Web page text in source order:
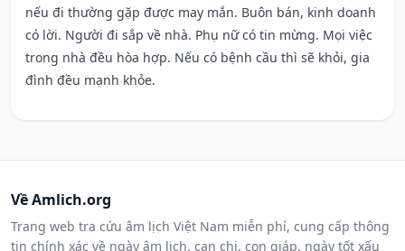
nếu đi thường gặp được may mắn. Buôn bán, kinh doanh
có lời. Người đi sắp về nhà. Phụ nữ có tin mừng. Mọi việc
trong nhà đều hòa hợp. Nếu có bệnh cầu thì sẽ khỏi, gia
đình đều mạnh khỏe.
Về Amlich.org
Trang web tra cứu âm lịch Việt Nam miễn phí, cung cấp thông
tin chính xác về ngày âm lịch, can chi, con giáp, ngày tốt xấu